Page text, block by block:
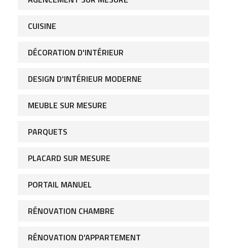
CUISINE
DÉCORATION D'INTÉRIEUR
DESIGN D'INTÉRIEUR MODERNE
MEUBLE SUR MESURE
PARQUETS
PLACARD SUR MESURE
PORTAIL MANUEL
RÉNOVATION CHAMBRE
RÉNOVATION D'APPARTEMENT